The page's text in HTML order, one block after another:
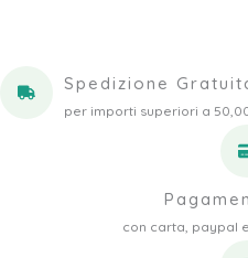
Spedizione
per importi superiori a
con carta, paypal